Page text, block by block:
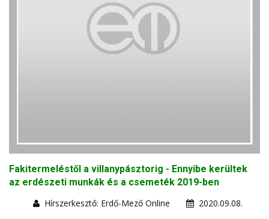
Fakitermeléstől a villanypásztorig - Ennyibe kerültek
az erdészeti munkák és a csemeték 2019-ben
Hírszerkesztő: Erdő-Mező Online
2020.09.08.